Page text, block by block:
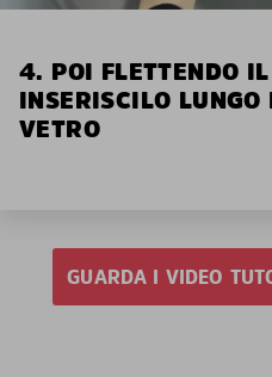
4. POI FLETTENDO
INSERISCILO
VETRO
GUARDA I VIDEO